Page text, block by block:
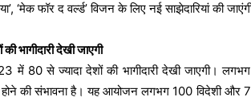
‘मेक फॉर द वर्ल्ड’ विजन के लिए नई साझेदारियां की
भागीदारी देखी जाएगी
में 80 से ज्यादा देशों की भागीदारी देखी जाएगी।
की संभावना है। यह आयोजन लगभग 100 विदेशी और